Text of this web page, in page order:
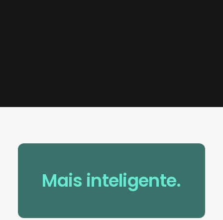
Mais inteligente.